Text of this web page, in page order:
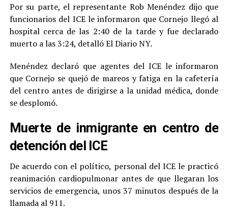
Por su parte, el representante Rob Menéndez dijo que
funcionarios del ICE le informaron que Cornejo llegó al
hospital cerca de las 2:40 de la tarde y fue declarado
muerto a las 3:24, detalló El Diario NY.
Menéndez declaró que agentes del ICE le informaron
que Cornejo se quejó de mareos y fatiga en la cafetería
del centro antes de dirigirse a la unidad médica, donde
se desplomó.
Muerte de inmigrante en centro de
detención del ICE
De acuerdo con el político, personal del ICE le practicó
reanimación cardiopulmonar antes de que llegaran los
servicios de emergencia, unos 37 minutos después de la
llamada al 911.